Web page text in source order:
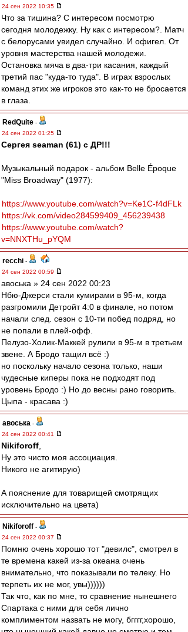
24 сен 2022 10:35
Что за тишина? С интересом посмотрю
сегодня молодежку. Ну как с интересом?. Матч
с белорусами увидел случайно. И офигел. От
уровня мастерства нашей молодежи.
Остановка мяча в два-три касания, каждый
третий пас "куда-то туда". В играх взрослых
команд этих же игроков это как-то не бросается
в глаза.
RedQuite -
24 сен 2022 01:25
Сергея seaman (61) с ДР!!!
Музыкальный подарок - альбом Belle Époque
"Miss Broadway" (1977):
https://www.youtube.com/watch?v=Ke1C-f4dFLk
https://vk.com/video284599409_456239438
https://www.youtube.com/watch?
v=NNXTHu_pYQM
recchi -
24 сен 2022 00:59
авоська » 24 сен 2022 00:23
Нбю-Джерси стали кумирами в 95-м, когда
разгромили Детройт 4:0 в финале, но потом
начали след. сезон с 10-ти побед подряд, но
не попали в плей-офф.
Пелузо-Холик-Маккей рулили в 95-м в третьем
звене. А Бродо тащил всё :)
но поскольку начало сезона только, наши
чудесные киперы пока не подходят под
уровень Бродо :) Но до весны рано говорить.
Цыпа - красава :)
авоська -
24 сен 2022 00:41
Nikiforoff
Ну это чисто моя ассоциация.
Никого не агитирую)
А пояснение для товарищей смотрящих
исключительно на цвета)
Nikiforoff -
24 сен 2022 00:37
Помню очень хорошо тот "девилс", смотрел в
те времена какей из-за океана очень
внимательно, что показывали по телеку. Но
терпеть их не мог, увы))))))
Так что, как по мне, то сравнение нынешнего
Спартака с ними для себя лично
комплиментом назвать не могу, бгггг,хорошо,